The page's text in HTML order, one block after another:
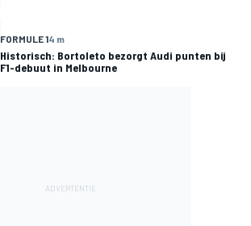
FORMULE 14 m
Historisch: Bortoleto bezorgt Audi punten bij
F1-debuut in Melbourne